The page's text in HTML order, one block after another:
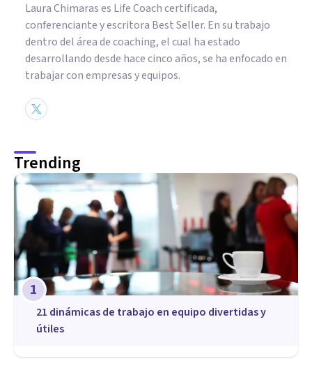
Laura Chimaras es Life Coach certificada,
conferenciante y escritora Best Seller. En su trabajo
dentro del área de coaching, el cual ha estado
desarrollando desde hace cinco años, se ha enfocado en
trabajar con empresas y equipos.
Trending
1
21 dinámicas de trabajo en equipo divertidas y
útiles